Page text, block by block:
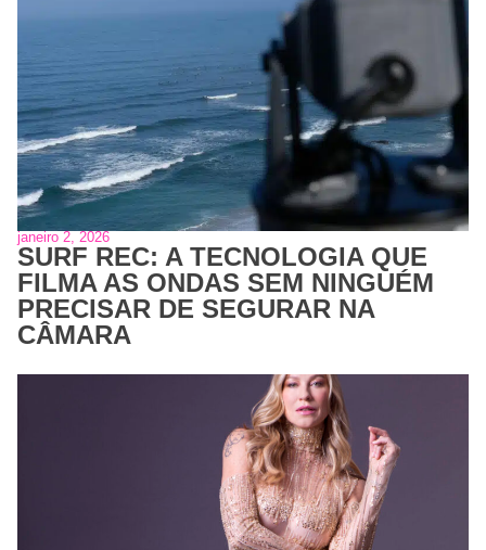
janeiro 2, 2026
SURF REC: A TECNOLOGIA QUE
FILMA AS ONDAS SEM NINGUÉM
PRECISAR DE SEGURAR NA
CÂMARA